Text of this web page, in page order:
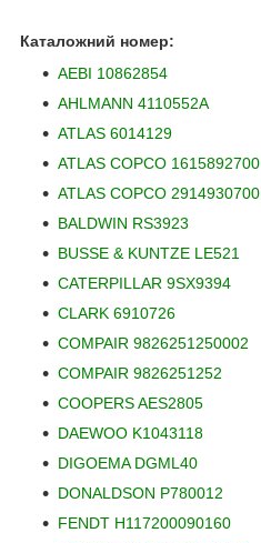
Каталожний номер:
AEBI 10862854
AHLMANN 4110552A
ATLAS 6014129
ATLAS COPCO 1615892700
ATLAS COPCO 2914930700
BALDWIN RS3923
BUSSE & KUNTZE LE521
CATERPILLAR 9SX9394
CLARK 6910726
COMPAIR 9826251250002
COMPAIR 9826251252
COOPERS AES2805
DAEWOO K1043118
DIGOEMA DGML40
DONALDSON P780012
FENDT H117200090160